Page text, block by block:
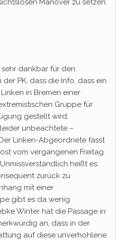
Manöver zu setzen.
dankbar für den
PK, dass die Info, dass ein
in Bremen einer
Gruppe für
gestellt wird,
unbeachtete –
Linken-Abgeordnete fasst
vom vergangenen Freitag
heißt es:
zurück zu
mit einer
gibt es da wenig
Winter hat die Passage in
an, dass in der
auf diese unverhohlene